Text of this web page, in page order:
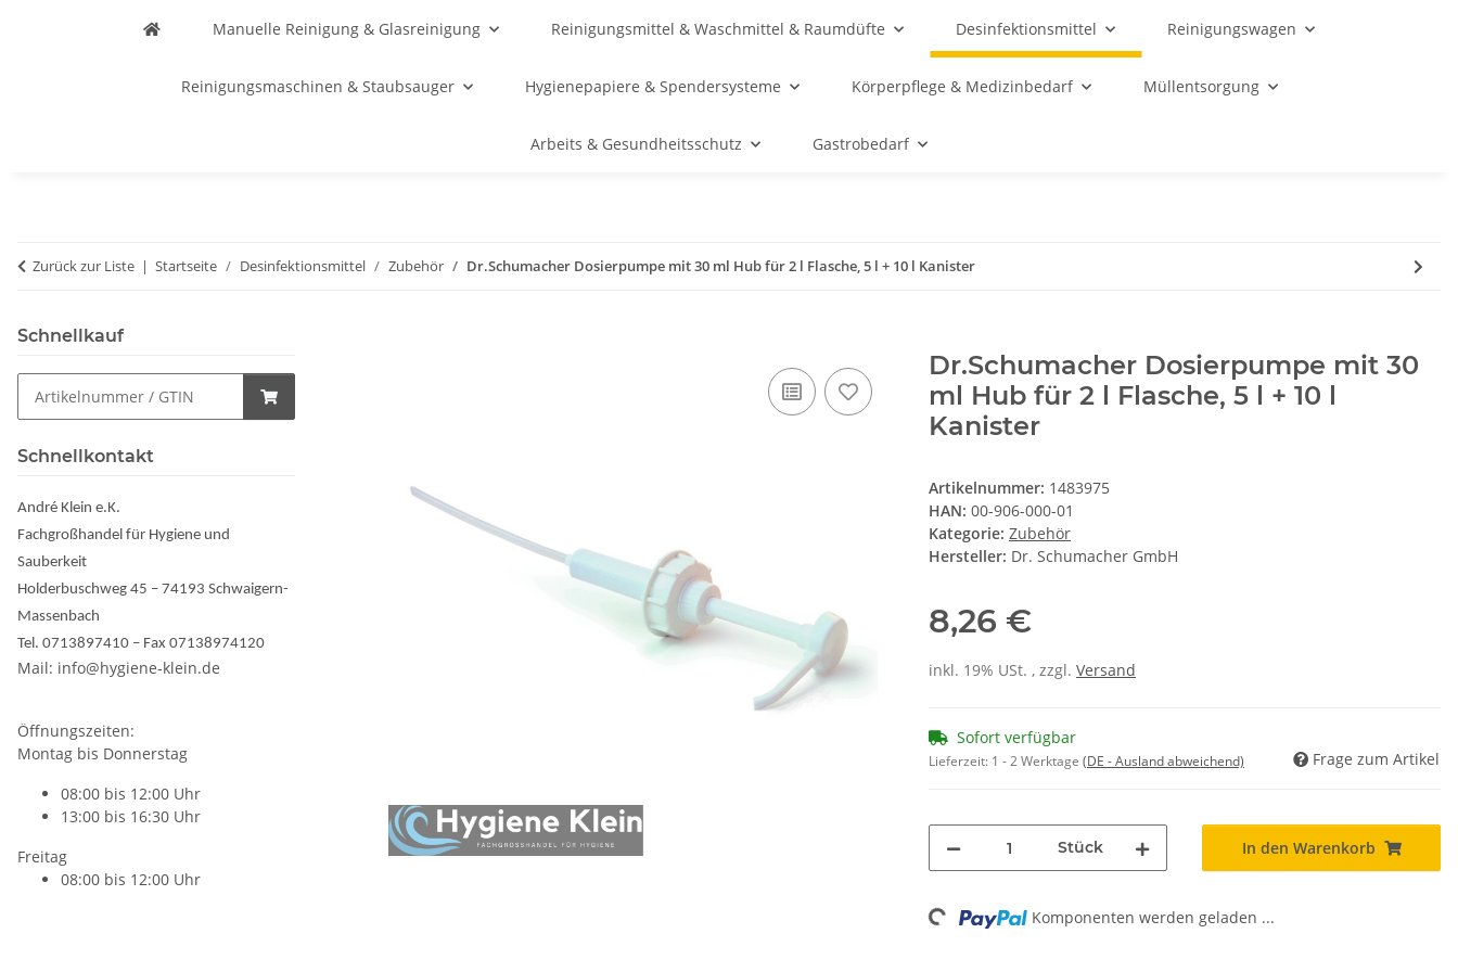
Manuelle Reinigung & Glasreinigung Reinigungsmittel & Waschmittel & Raumdüfte Desinfektionsmittel Reinigungswagen
Reinigungsmaschinen & Staubsauger Hygienepapiere & Spendersysteme Körperpflege & Medizinbedarf Müllentsorgung
Arbeits & Gesundheitsschutz Gastrobedarf
Zurück zur Liste Startseite Desinfektionsmittel Zubehör Dr.Schumacher Dosierpumpe mit 30 ml Hub für 2 l Flasche, 5 l + 10 l Kanister
Dr.Schumacher Dosierpumpe mit 30
ml Hub für 2 l Flasche, 5 l + 10 l
Kanister
Artikelnummer: 1483975
HAN: 00-906-000-01
Kategorie: Zubehör
Hersteller: Dr. Schumacher GmbH
8,26 €
inkl. 19% USt. , zzgl. Versand
Sofort verfügbar
Lieferzeit: 1 - 2 Werktage (DE - Ausland abweichend) Frage zum Artikel
Stück In den Warenkorb
Loading... Komponenten werden geladen ...
Schnellkauf
Schnellkontakt
André Klein e.K.
Fachgroßhandel für Hygiene und
Sauberkeit
Holderbuschweg 45 – 74193 Schwaigern-
Massenbach
Tel. 0713897410 – Fax 07138974120
Mail: info@hygiene-klein.de
Öffnungszeiten:
Montag bis Donnerstag
08:00 bis 12:00 Uhr
13:00 bis 16:30 Uhr
Freitag
08:00 bis 12:00 Uhr